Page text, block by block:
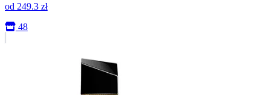
od 249.3 zł
48